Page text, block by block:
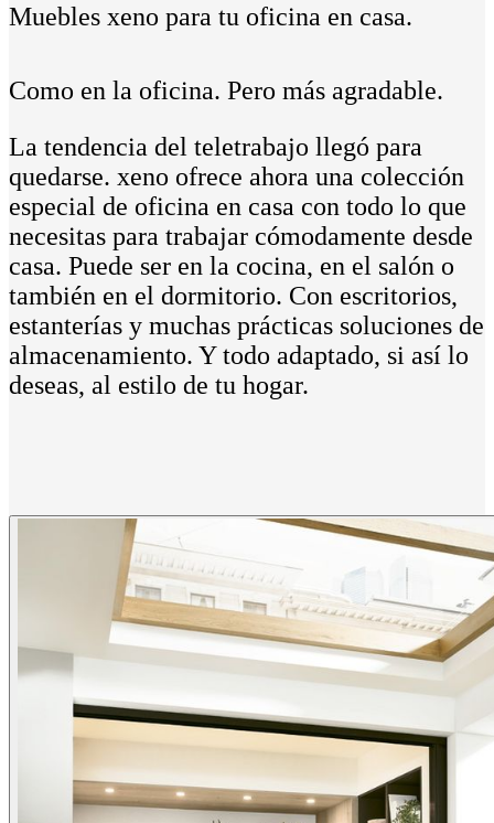
Muebles xeno para tu oficina en casa.
Como en la oficina. Pero más agradable.
La tendencia del teletrabajo llegó para
quedarse. xeno ofrece ahora una colección
especial de oficina en casa con todo lo que
necesitas para trabajar cómodamente desde
casa. Puede ser en la cocina, en el salón o
también en el dormitorio. Con escritorios,
estanterías y muchas prácticas soluciones de
almacenamiento. Y todo adaptado, si así lo
deseas, al estilo de tu hogar.